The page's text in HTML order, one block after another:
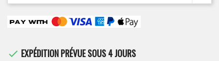
 EXPÉDITION PRÉVUE SOUS 4 JOURS